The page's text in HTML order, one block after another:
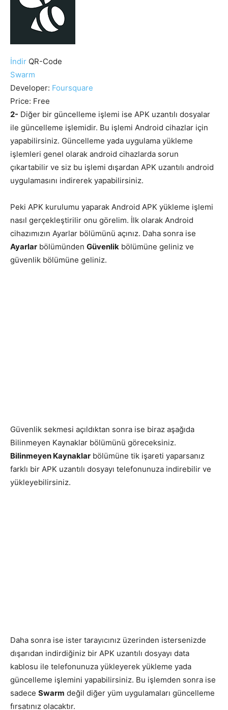
İndir QR-Code
Swarm
Developer: Foursquare
Price: Free
2- Diğer bir güncelleme işlemi ise APK uzantılı dosyalar
ile güncelleme işlemidir. Bu işlemi Android cihazlar için
yapabilirsiniz. Güncelleme yada uygulama yükleme
işlemleri genel olarak android cihazlarda sorun
çıkartabilir ve siz bu işlemi dışardan APK uzantılı android
uygulamasını indirerek yapabilirsiniz.
Peki APK kurulumu yaparak Android APK yükleme işlemi
nasıl gerçekleştirilir onu görelim. İlk olarak Android
cihazımızın Ayarlar bölümünü açınız. Daha sonra ise
Ayarlar bölümünden Güvenlik bölümüne geliniz ve
güvenlik bölümüne geliniz.
Güvenlik sekmesi açıldıktan sonra ise biraz aşağıda
Bilinmeyen Kaynaklar bölümünü göreceksiniz.
Bilinmeyen Kaynaklar bölümüne tik işareti yaparsanız
farklı bir APK uzantılı dosyayı telefonunuza indirebilir ve
yükleyebilirsiniz.
Daha sonra ise ister tarayıcınız üzerinden istersenizde
dışarıdan indirdiğiniz bir APK uzantılı dosyayı data
kablosu ile telefonunuza yükleyerek yükleme yada
güncelleme işlemini yapabilirsiniz. Bu işlemden sonra ise
sadece Swarm değil diğer yüm uygulamaları güncelleme
fırsatınız olacaktır.